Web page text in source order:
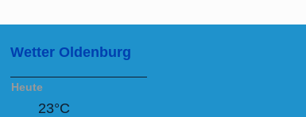
Wetter Oldenburg
Heute
23°C